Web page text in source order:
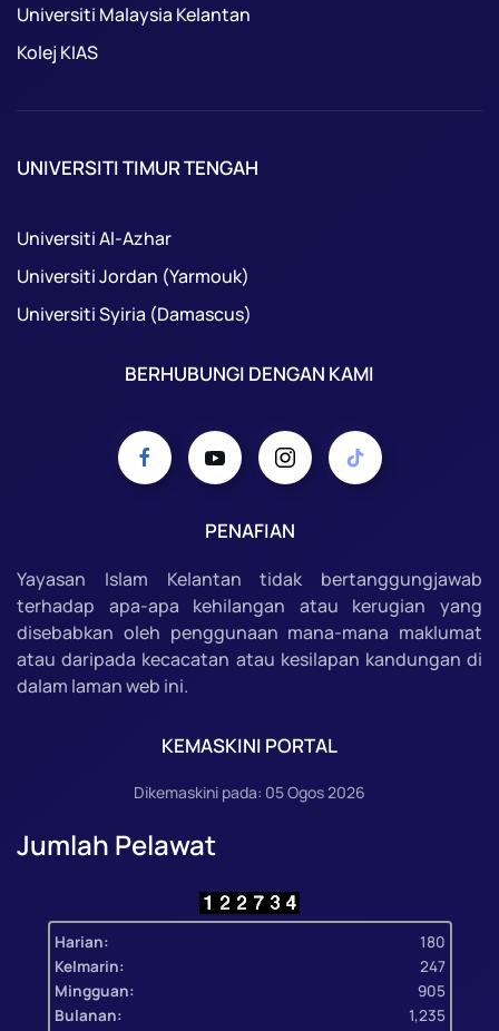
Universiti Malaysia Kelantan
Kolej KIAS
UNIVERSITI TIMUR TENGAH
Universiti Al-Azhar
Universiti Jordan (Yarmouk)
Universiti Syiria (Damascus)
BERHUBUNGI DENGAN KAMI
PENAFIAN
Yayasan Islam Kelantan tidak bertanggungjawab
terhadap apa-apa kehilangan atau kerugian yang
disebabkan oleh penggunaan mana-mana maklumat
atau daripada kecacatan atau kesilapan kandungan di
dalam laman web ini.
KEMASKINI PORTAL
Dikemaskini pada: 05 Ogos 2026
Jumlah Pelawat
Harian:
180
Kelmarin:
247
Mingguan:
905
Bulanan:
1,235